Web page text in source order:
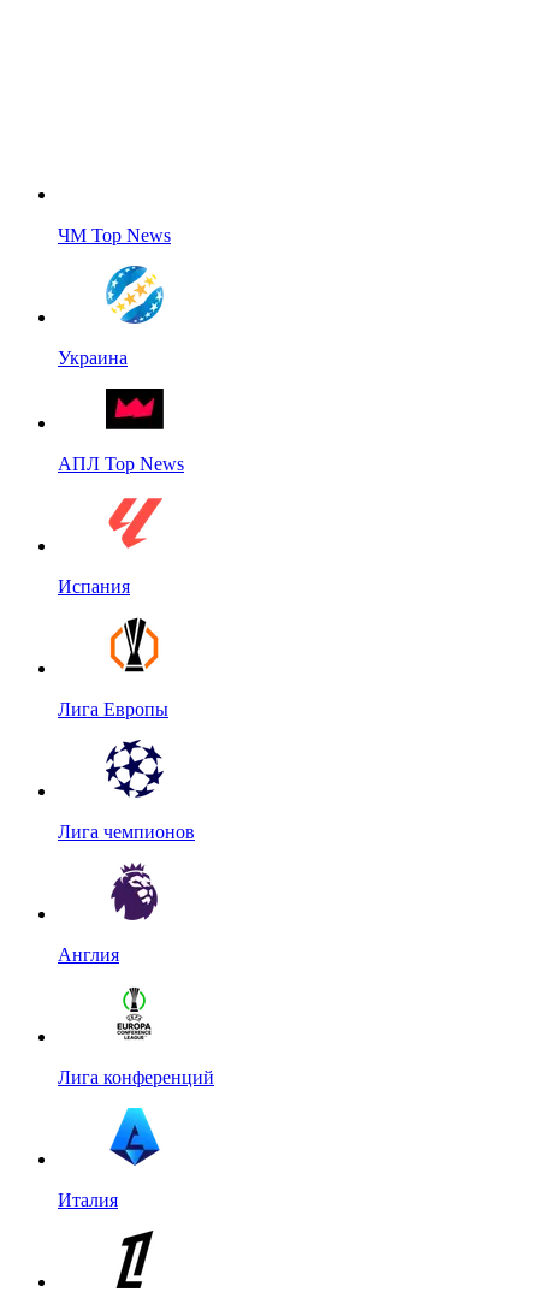
ЧМ Top News
Украина
АПЛ Top News
Испания
Лига Европы
Лига чемпионов
Англия
Лига конференций
Италия